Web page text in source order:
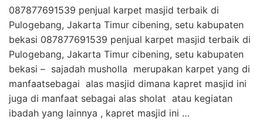
087877691539 penjual karpet masjid terbaik di
Pulogebang, Jakarta Timur cibening, setu kabupaten
bekasi 087877691539 penjual karpet masjid terbaik di
Pulogebang, Jakarta Timur cibening, setu kabupaten
bekasi – sajadah musholla merupakan karpet yang di
manfaatsebagai alas masjid dimana kapret masjid ini
juga di manfaat sebagai alas sholat atau kegiatan
ibadah yang lainnya , kapret masjid ini …